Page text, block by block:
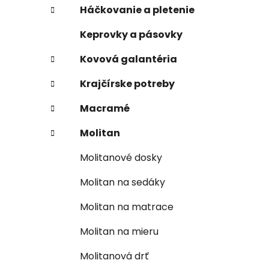
Háčkovanie a pletenie
Keprovky a pásovky
Kovová galantéria
Krajčírske potreby
Macramé
Molitan
Molitanové dosky
Molitan na sedáky
Molitan na matrace
Molitan na mieru
Molitanová drť